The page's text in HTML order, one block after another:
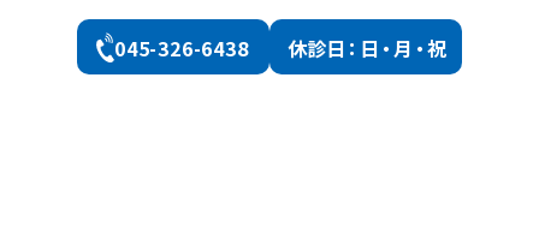
045-326-6438 休診日：日・月・祝